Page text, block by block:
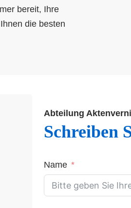
bereit, Ihre
die besten
Abteilung
Schreiben
Name